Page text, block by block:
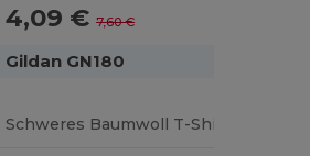
4,09 €7,60 €
Gildan GN180